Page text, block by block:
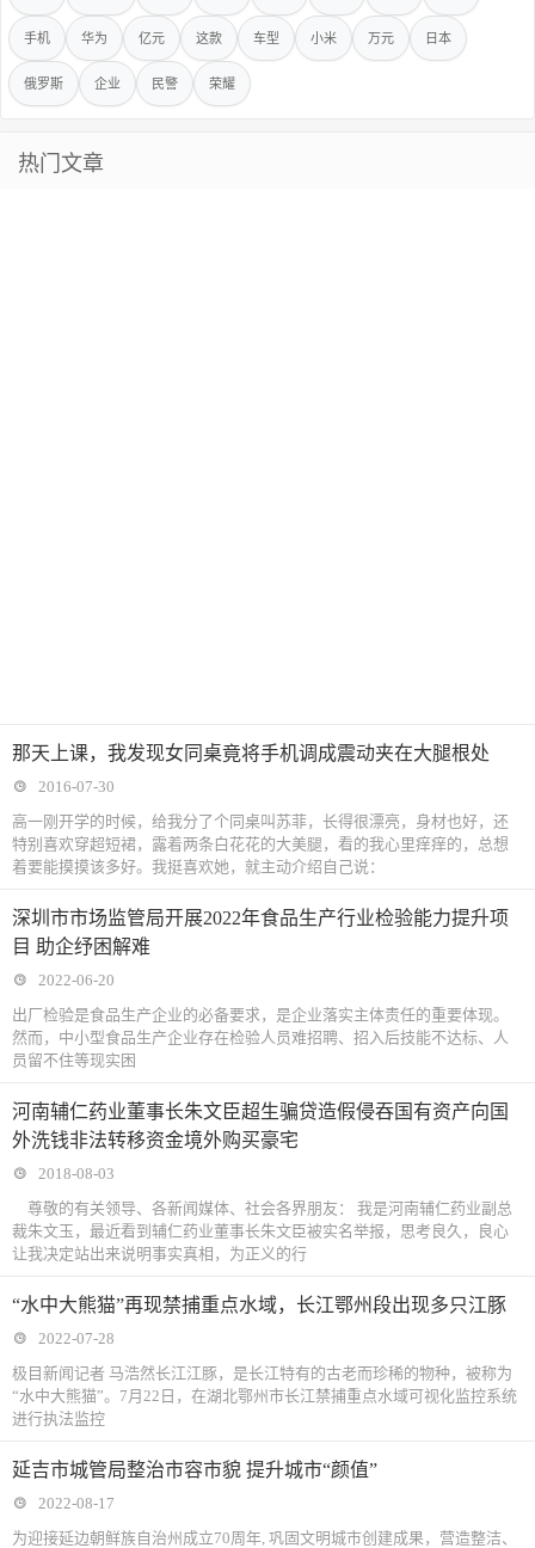
手机 华为 亿元 这款 车型 小米 万元 日本
俄罗斯 企业 民警 荣耀
热门文章
那天上课，我发现女同桌竟将手机调成震动夹在大腿根处
2016-07-30
高一刚开学的时候，给我分了个同桌叫苏菲，长得很漂亮，身材也好，还
特别喜欢穿超短裙，露着两条白花花的大美腿，看的我心里痒痒的，总想
着要能摸摸该多好。我挺喜欢她，就主动介绍自己说：
深圳市市场监管局开展2022年食品生产行业检验能力提升项
目 助企纾困解难
2022-06-20
出厂检验是食品生产企业的必备要求，是企业落实主体责任的重要体现。
然而，中小型食品生产企业存在检验人员难招聘、招入后技能不达标、人
员留不住等现实困
河南辅仁药业董事长朱文臣超生骗贷造假侵吞国有资产向国
外洗钱非法转移资金境外购买豪宅
2018-08-03
尊敬的有关领导、各新闻媒体、社会各界朋友： 我是河南辅仁药业副总
裁朱文玉，最近看到辅仁药业董事长朱文臣被实名举报，思考良久，良心
让我决定站出来说明事实真相，为正义的行
“水中大熊猫”再现禁捕重点水域，长江鄂州段出现多只江豚
2022-07-28
极目新闻记者 马浩然长江江豚，是长江特有的古老而珍稀的物种，被称为
“水中大熊猫”。7月22日，在湖北鄂州市长江禁捕重点水域可视化监控系统
进行执法监控
延吉市城管局整治市容市貌 提升城市“颜值”
2022-08-17
为迎接延边朝鲜族自治州成立70周年, 巩固文明城市创建成果，营造整洁、